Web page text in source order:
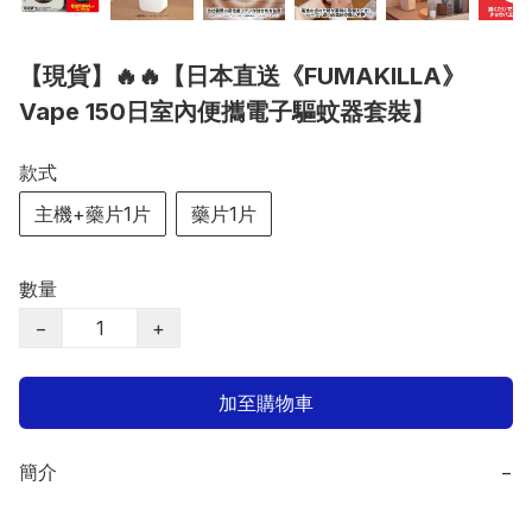
【現貨】🔥🔥【日本直送《FUMAKILLA》
Vape 150日室內便攜電子驅蚊器套裝】
款式
主機+藥片1片
藥片1片
數量
−
+
加至購物車
簡介 −